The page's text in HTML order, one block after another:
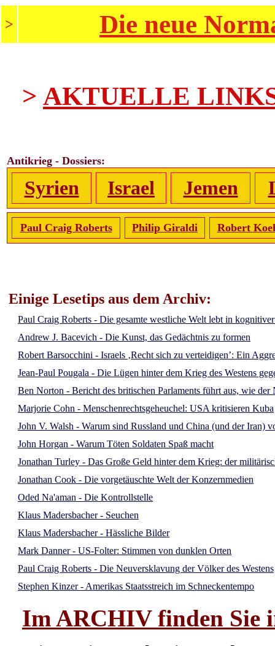
> Die neue
> AKTUELLE
Antikrieg - Dossiers:
Syrien Israel Jemen
Paul Craig Roberts Philip Giraldi Robert
Einige Lesetips aus dem Archiv:
Paul Craig Roberts - Die gesamte westliche Welt lebt in
Andrew J. Bacevich - Die Kunst, das Gedächtnis zu formen
Robert Barsocchini - Israels ‚Recht sich zu verteidigen’: Ein
Jean-Paul Pougala - Die Lügen hinter dem Krieg des Westens
Ben Norton - Bericht des britischen Parlaments führt aus, wie
Marjorie Cohn - Menschenrechtsgeheuchel: USA kritisieren Kuba
John V. Walsh - Warum sind Russland und China (und der Iran)
John Horgan - Warum Töten Soldaten Spaß macht
Jonathan Turley - Das Große Geld hinter dem Krieg: der
Jonathan Cook - Die vorgetäuschte Welt der Konzernmedien
Oded Na'aman - Die Kontrollstelle
Klaus Madersbacher - Seuchen
Klaus Madersbacher - Hässliche Bilder
Mark Danner - US-Folter: Stimmen von dunklen Orten
Paul Craig Roberts - Die Neuversklavung der Völker des Westens
Stephen Kinzer - Amerikas Staatsstreich im Schneckentempo
Im ARCHIV finden Sie